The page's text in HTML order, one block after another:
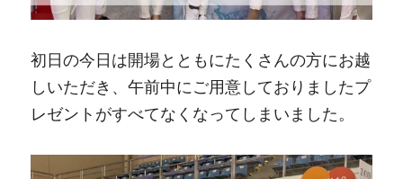
Belisse＋（兵庫）
Rebloom（大阪）
+it_BEAUTY（香川）
香癒（新潟）
Lible（兵庫）
SoinEstheticLivilla（福岡）
Brilliant（福岡）
attirante nail&beauty（京都）
日本語
日本語
LINEお問合せ
初日の今日は開場とともにたくさんの方にお越
しいただき、午前中にご用意しておりましたプ
レゼントがすべてなくなってしまいました。